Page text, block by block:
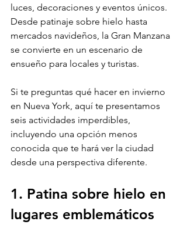
luces, decoraciones y eventos únicos.
Desde patinaje sobre hielo hasta
mercados navideños, la Gran Manzana
se convierte en un escenario de
ensueño para locales y turistas.
Si te preguntas qué hacer en invierno
en Nueva York, aquí te presentamos
seis actividades imperdibles,
incluyendo una opción menos
conocida que te hará ver la ciudad
desde una perspectiva diferente.
1. Patina sobre hielo en
lugares emblemáticos